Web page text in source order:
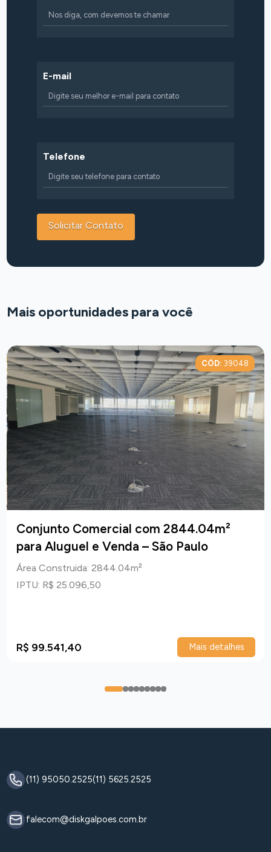
E-mail
Telefone
Mais oportunidades para você
CÓD: 39048
Conjunto Comercial com 2844.04m²
para Aluguel e Venda – São Paulo
Área Construida: 2844.04m²
IPTU: R$ 25.096,50
R$ 99.541,40 Mais detalhes
0 12345678
(11) 95050.2525(11) 5625.2525
falecom@diskgalpoes.com.br